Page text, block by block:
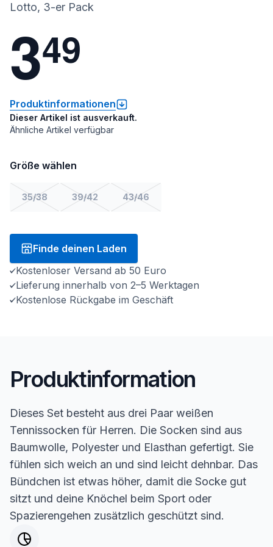
Lotto, 3-er Pack
349
Produktinformationen
Dieser Artikel ist ausverkauft.
Ähnliche Artikel verfügbar
Größe wählen
35/38 39/42 43/46
Finde deinen Laden
Kostenloser Versand ab 50 Euro
Lieferung innerhalb von 2–5 Werktagen
Kostenlose Rückgabe im Geschäft
Produktinformation
Dieses Set besteht aus drei Paar weißen
Tennissocken für Herren. Die Socken sind aus
Baumwolle, Polyester und Elasthan gefertigt. Sie
fühlen sich weich an und sind leicht dehnbar. Das
Bündchen ist etwas höher, damit die Socke gut
sitzt und deine Knöchel beim Sport oder
Spazierengehen zusätzlich geschützt sind.